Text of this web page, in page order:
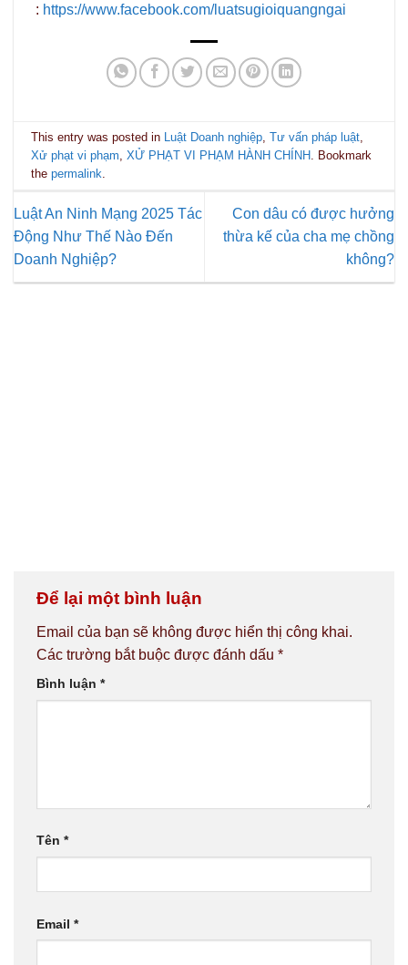
: https://www.facebook.com/luatsugioiquangngai
This entry was posted in Luật Doanh nghiệp ,Tư vấn pháp luật
Xử phạt vi phạm ,XỬ PHẠT VI PHẠM HÀNH CHÍNH . Bookmark
thepermalink
Luật An Ninh Mạng 2025 Tác
Động Như Thế Nào Đến
Doanh Nghiệp?
Con dâu có được hưởng
thừa kế của cha mẹ chồng
không?
Để lại một bình luận
Email của bạn sẽ không được hiển thị công khai.
Các trường bắt buộc được đánh dấu *
Bình luận *
Tên *
Email *